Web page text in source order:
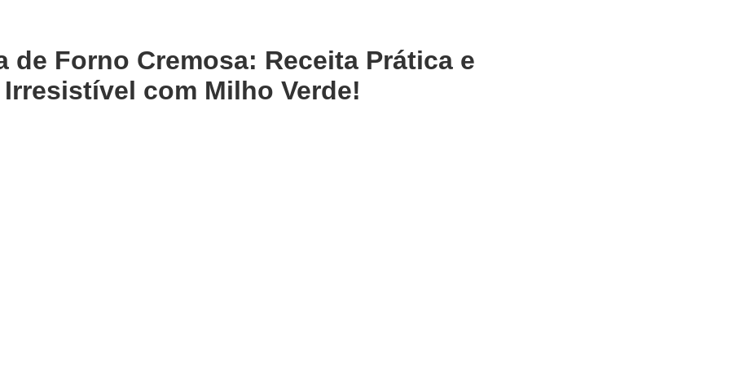
de Forno Cremosa: Receita Prática e
Irresistível com Milho Verde!